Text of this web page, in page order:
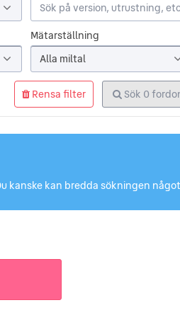
Mätarställning
Alla miltal
Rensa filter Sök 0
kanske kan bredda sökningen